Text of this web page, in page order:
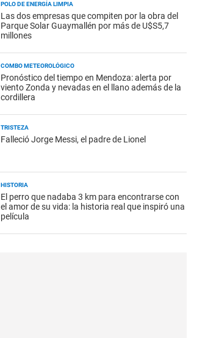
POLO DE ENERGÍA LIMPIA
Las dos empresas que compiten por la obra del
Parque Solar Guaymallén por más de U$S5,7
millones
COMBO METEOROLÓGICO
Pronóstico del tiempo en Mendoza: alerta por
viento Zonda y nevadas en el llano además de la
cordillera
TRISTEZA
Falleció Jorge Messi, el padre de Lionel
HISTORIA
El perro que nadaba 3 km para encontrarse con
el amor de su vida: la historia real que inspiró una
película